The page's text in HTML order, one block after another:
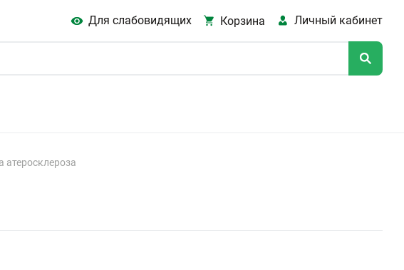
Для слабовидящих Корзина Личный кабинет
атеросклероза